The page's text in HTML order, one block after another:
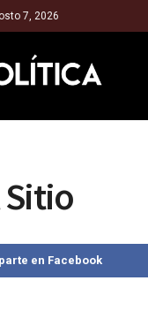
7, 2026
Sitio
en Facebook